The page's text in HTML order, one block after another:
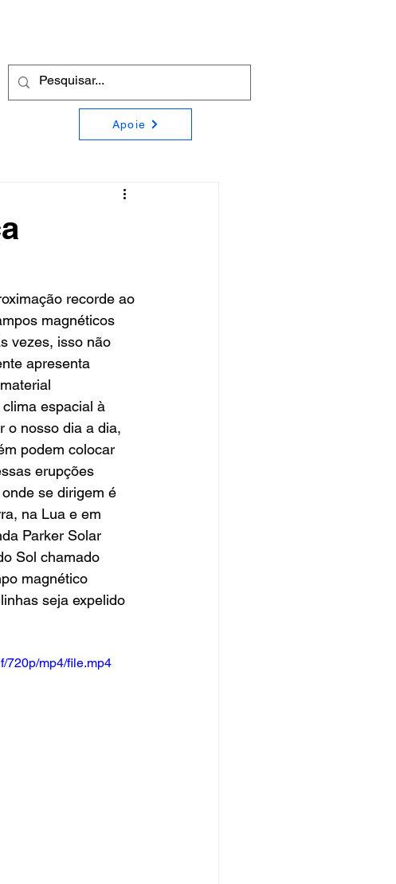
Apoie
recorde ao
magnéticos
vezes, isso não
apresenta
espacial à
o nosso dia a dia,
podem colocar
erupções
se dirigem é
na Lua e em
Parker Solar
Sol chamado
magnético
seja expelido
720p/mp4/file.mp4